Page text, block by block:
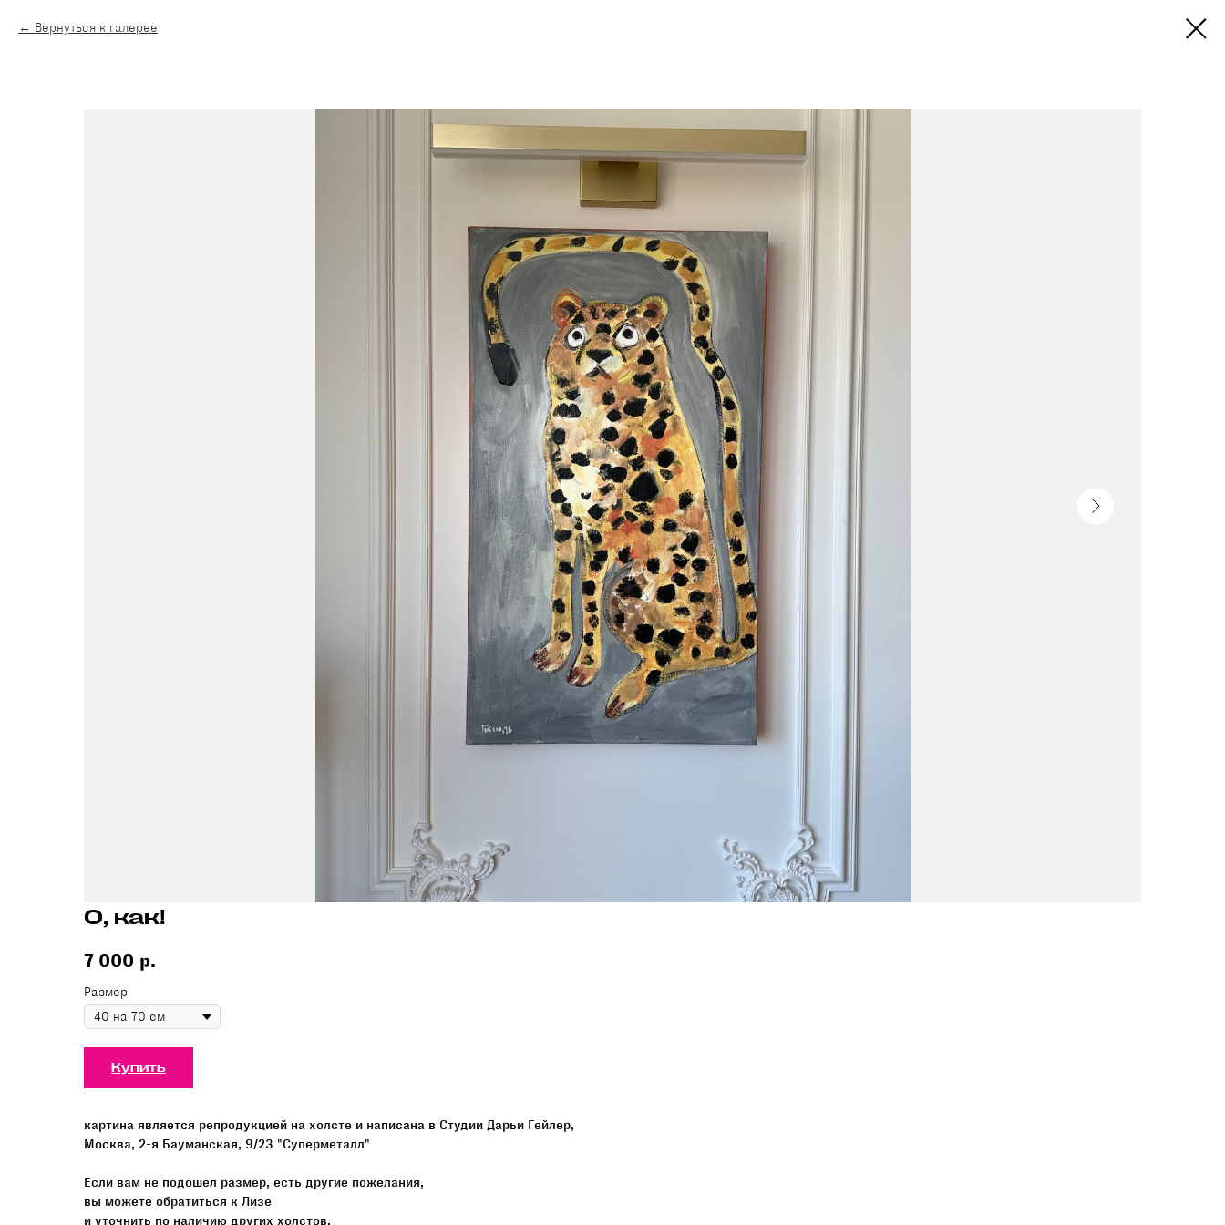
Вернуться к галерее
О, как!
7 000 р.
Размер
Купить
картина является репродукцией на холсте и написана в Студии Дарьи Гейлер,
Москва, 2-я Бауманская, 9/23 "Суперметалл"
Если вам не подошел размер, есть другие пожелания,
вы можете обратиться к Лизе
и уточнить по наличию других холстов.